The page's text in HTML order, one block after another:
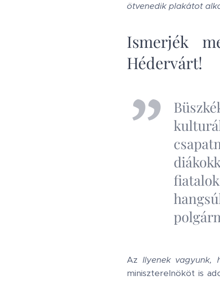
ötvenedik plakátot
Ismerjék
Hédervárt!
Az Ilyenek vagyunk,
miniszterelnököt is